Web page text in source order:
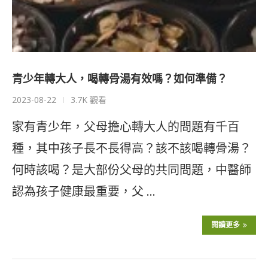
青少年轉大人，喝轉骨湯有效嗎？如何準備？
2023-08-22 3.7K 觀看
家有青少年，父母擔心轉大人的問題有千百
種，其中孩子長不長得高？該不該喝轉骨湯？
何時該喝？是大部份父母的共同問題，中醫師
認為孩子健康最重要，父 …
閱讀更多